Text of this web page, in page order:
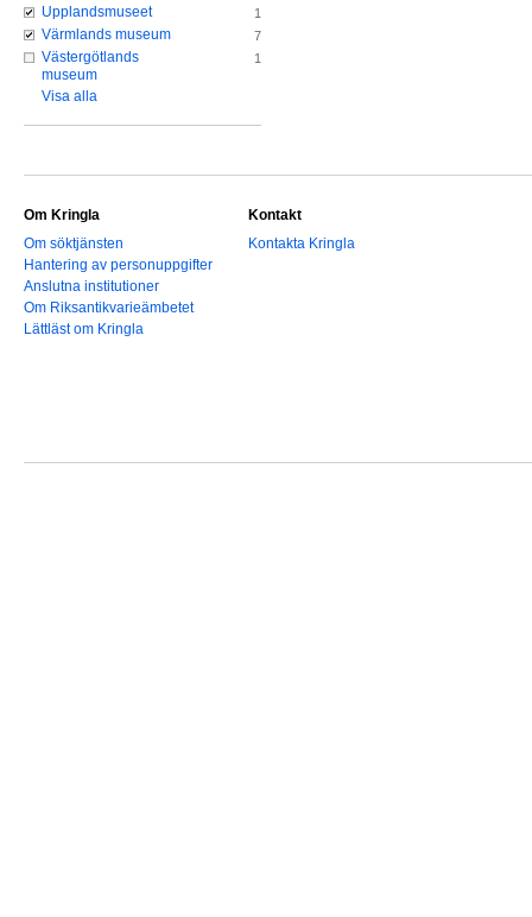
Upplandsmuseet 1
Värmlands museum 7
Västergötlands
museum
1
Visa alla
Om Kringla
Om söktjänsten
Hantering av personuppgifter
Anslutna institutioner
Om Riksantikvarieämbetet
Lättläst om Kringla
Kontakt
Kontakta Kringla